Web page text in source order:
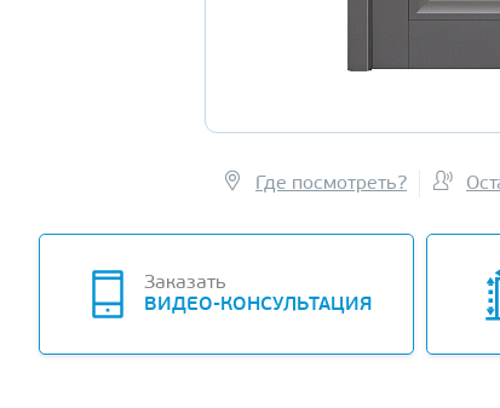
Где посмотреть?
Заказать
ВИДЕО-КОНСУЛЬТАЦИЯ